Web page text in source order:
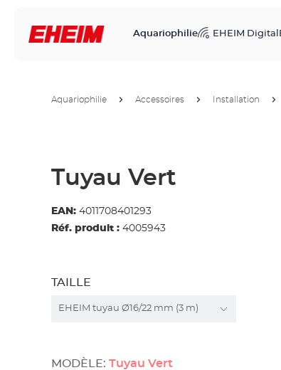
Aquariophilie EHEIM Digital
Aquariophilie Accessoires Installation
Tuyau Vert
EAN: 4011708401293
Réf. produit : 4005943
TAILLE
MODÈLE: Tuyau Vert